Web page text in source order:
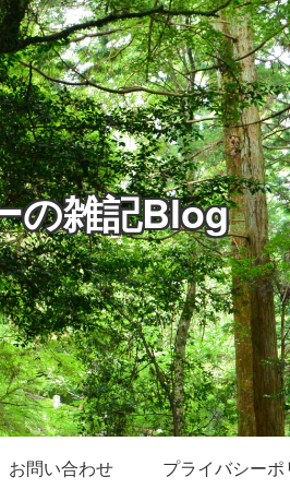
の雑記Blog
お問い合わせ プライバシーポ